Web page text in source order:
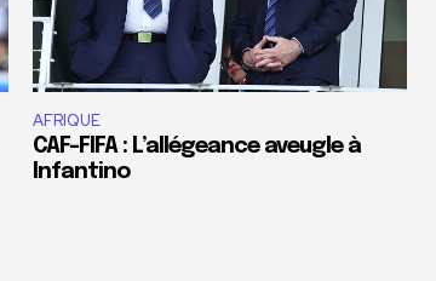
AFRIQUE
CAF-FIFA : L’allégeance aveugle à
Infantino